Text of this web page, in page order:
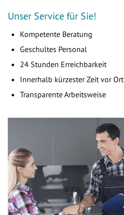
Unser Service für Sie!
Kompetente Beratung
Geschultes Personal
24 Stunden Erreichbarkeit
Innerhalb kürzester Zeit vor Ort
Transparente Arbeitsweise